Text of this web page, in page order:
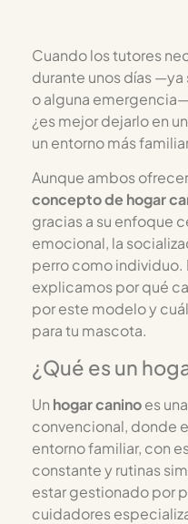
Cuando los tutores
durante unos días
o alguna
¿es mejor dejarlo en
un entorno más
Aunque ambos
concepto de hogar
gracias a su enfoque
emocional, la
perro como individuo.
explicamos por qué
por este modelo y
para tu mascota.
¿Qué es un
Un hogar caninoes
convencional, donde
entorno familiar, con
constante y rutinas
estar gestionado por
cuidadores